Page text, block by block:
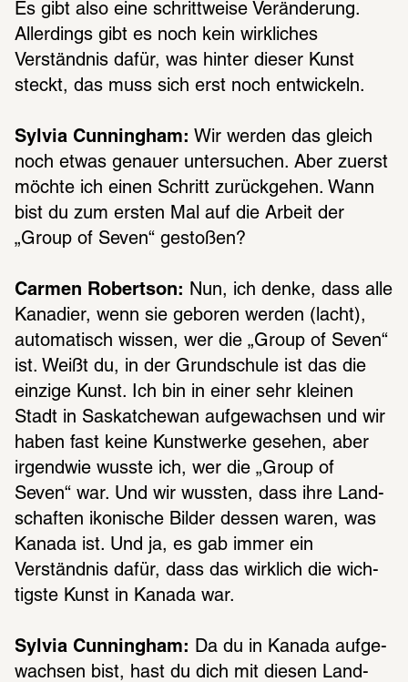
Es gibt also eine schritt­weise Verän­de­rung.
Aller­dings gibt es noch kein wirk­li­ches
Verständ­nis dafür, was hinter dieser Kunst
steckt, das muss sich erst noch entwi­ckeln.
Sylvia Cunningham: Wir werden das gleich
noch etwas genauer unter­su­chen. Aber zuerst
möchte ich einen Schritt zurück­ge­hen. Wann
bist du zum ersten Mal auf die Arbeit der
„Group of Seven“ gesto­ßen?
Carmen Robertson:
Nun, ich denke, dass alle
Kana­dier, wenn sie gebo­ren werden (lacht),
auto­ma­tisch wissen, wer die „Group of Seven“
ist. Weißt du, in der Grund­schule ist das die
einzige Kunst. Ich bin in einer sehr klei­nen
Stadt in Saskat­che­wan aufge­wach­sen und wir
haben fast keine Kunst­werke gese­hen, aber
irgend­wie wusste ich, wer die „Group of
Seven“ war. Und wir wuss­ten, dass ihre Land­
schaf­ten ikoni­sche Bilder dessen waren, was
Kanada ist. Und ja, es gab immer ein
Verständ­nis dafür, dass das wirk­lich die wich­
tigste Kunst in Kanada war.
Sylvia Cunningham:
Da du in Kanada aufge­
wach­sen bist, hast du dich mit diesen Land­